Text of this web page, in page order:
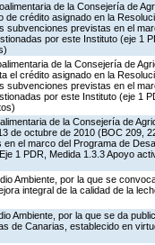
de la Consejería de
crédito asignado en la
subvenciones previstas en el
por este Instituto (eje 1
de la Consejería de
el crédito asignado en la
subvenciones previstas en el
por este Instituto (eje 1
de la Consejería de
de octubre de 2010 (BOC 209,
el marco del Programa de
1 PDR, Medida 1.3.3 Apoyo
Ambiente, por la que se
integral de la calidad de la
Ambiente, por la que se da
de Canarias, establecido en